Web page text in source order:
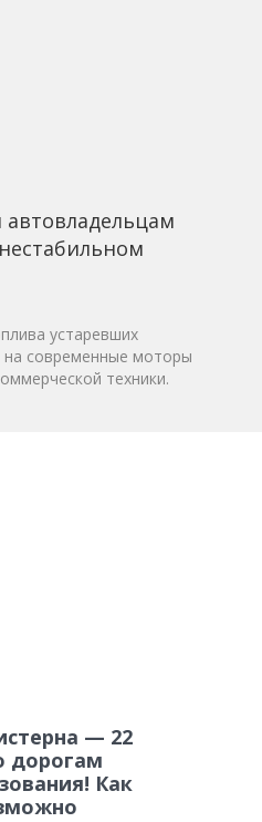
устаревших
на современные моторы
техники.
— 22
дорогам
Как